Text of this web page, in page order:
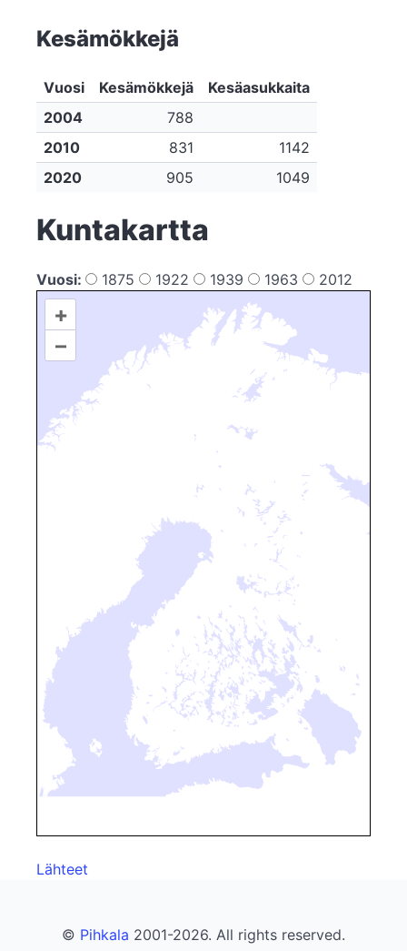
Kesämökkejä
Vuosi Kesämökkejä
Kesäasukkaita
2004
788
2010
831
1142
2020
905 1049
Kuntakartta
Vuosi: 1875 1922 1939 1963 2012
+
–
Lähteet
© Pihkala 2001-2026. All rights reserved.